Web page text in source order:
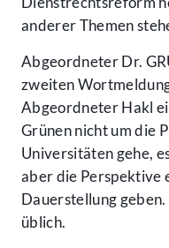
anderer Themen
Abgeordneter Dr.
zweiten
Abgeordneter Hakl
Grünen nicht um die
Universitäten gehe,
aber die Perspektive
Dauerstellung
üblich.